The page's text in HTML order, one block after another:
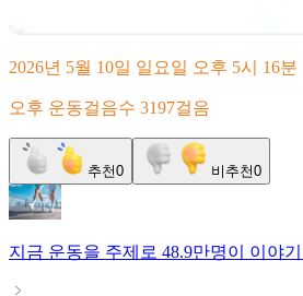
2026년 5월 10일 일요일 오후 5시 16분
오후 운동걸음수 3197걸음
추천0 비추천0
지금 운동을 주제로 48.9만명이 이야